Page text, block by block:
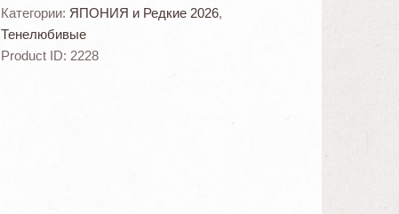
Категории: ЯПОНИЯ и Редкие 2026,
Тенелюбивые
Product ID: 2228